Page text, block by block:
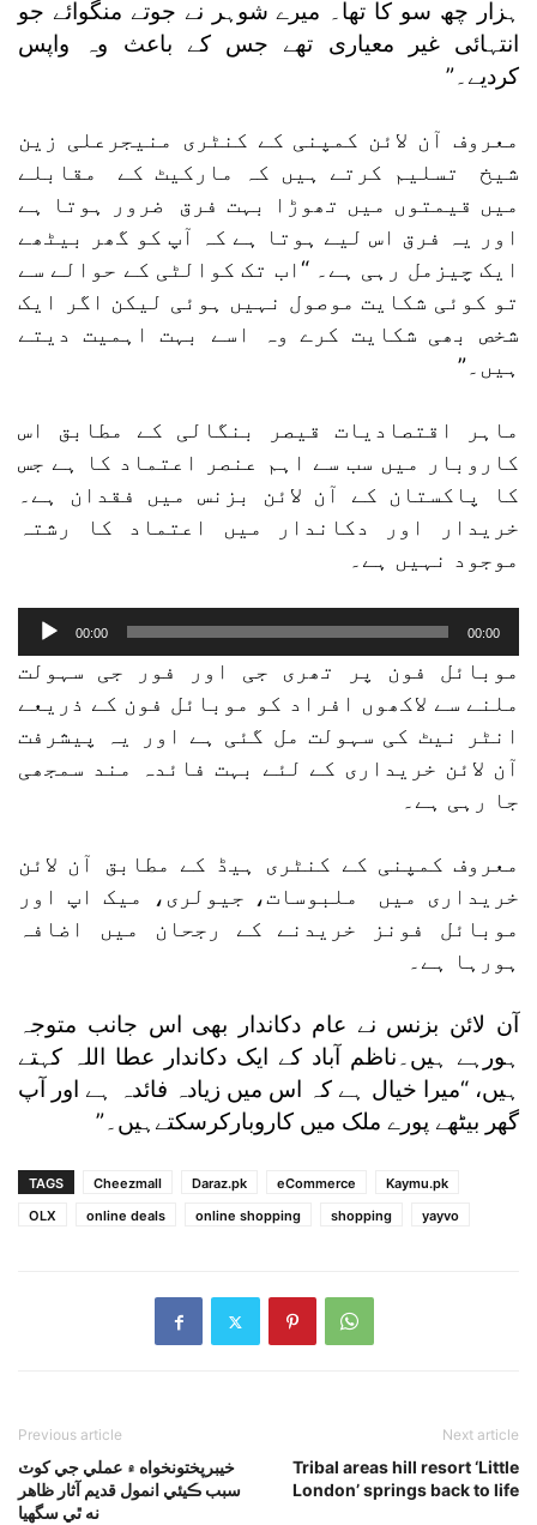
ہزار چھ سو کا تھا۔ میرے شوہر نے جوتے منگوائے جو
انتہائی غیر معیاری تھے جس کے باعث وہ واپس
کردیے۔”
معروف آن لائن کمپنی کے کنٹری منیجرعلی زین
شیخ تسلیم کرتے ہیں کہ مارکیٹ کے مقابلے
میں قیمتوں میں تھوڑا بہت فرق ضرور ہوتا ہے
اور یہ فرق اس لیے ہوتا ہے کہ آپ کو گھر بیٹھے
ایک چیزمل رہی ہے۔ “اب تک کوالٹی کے حوالے سے
تو کوئی شکایت موصول نہیں ہوئی لیکن اگر ایک
شخص بھی شکایت کرے وہ اسے بہت اہمیت دیتے
ہیں۔”
ماہر اقتصادیات قیصر بنگالی کے مطابق اس
کاروبار میں سب سے اہم عنصر اعتماد کا ہے جس
کا پاکستان کے آن لائن بزنس میں فقدان ہے۔
خریدار اور دکاندار میں اعتماد کا رشتہ
موجود نہیں ہے۔
Audio
Player
00:00 00:00
موبائل فون پر تھری جی اور فور جی سہولت
ملنے سے لاکھوں افراد کو موبائل فون کے ذریعے
انٹر نیٹ کی سہولت مل گئی ہے اور یہ پیشرفت
آن لائن خریداری کے لئے بہت فائدہ مند سمجھی
جا رہی ہے۔
معروف کمپنی کے کنٹری ہیڈ کے مطابق آن لائن
خریداری میں ملبوسات، جیولری، میک اپ اور
موبائل فونز خریدنے کے رجحان میں اضافہ
ہورہا ہے۔
آن لائن بزنس نے عام دکاندار بھی اس جانب متوجہ
ہورہے ہیں۔ناظم آباد کے ایک دکاندار عطا اللہ کہتے
ہیں، “میرا خیال ہے کہ اس میں زیادہ فائدہ ہے اور آپ
گھر بیٹھے پورے ملک میں کاروبارکرسکتےہیں۔”
TAGS Cheezmall Daraz.pk eCommerce
Kaymu.pk
OLX
online deals online shopping shopping yayvo
Previous article
خيبرپختونخواه ۾ عملي جي کوٽ
سبب ڪيئي انمول قديم آثار ظاهر
نه ٿي سگهيا
Next article
Tribal areas hill resort ‘Little
London’ springs back to life